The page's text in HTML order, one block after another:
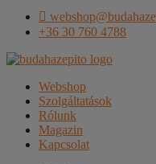
+36 30 760 4788
Webshop
Szolgáltatások
Rólunk
Magazin
Kapcsolat